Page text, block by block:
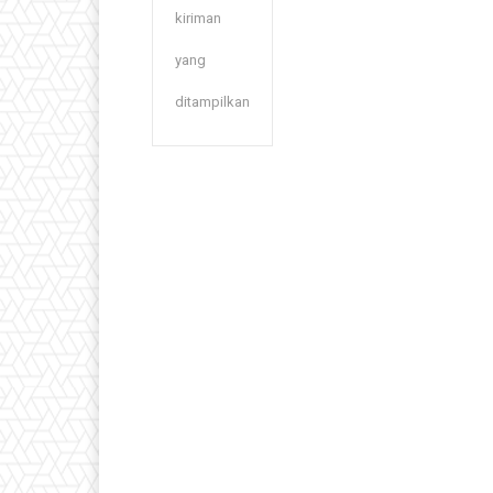
kiriman
yang
ditampilkan